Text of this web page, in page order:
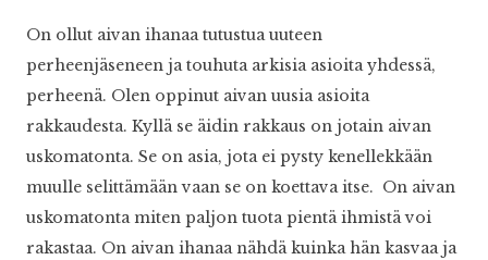
On ollut aivan ihanaa tutustua uuteen
perheenjäseneen ja touhuta arkisia asioita yhdessä,
perheenä. Olen oppinut aivan uusia asioita
rakkaudesta. Kyllä se äidin rakkaus on jotain aivan
uskomatonta. Se on asia, jota ei pysty kenellekkään
muulle selittämään vaan se on koettava itse. On aivan
uskomatonta miten paljon tuota pientä ihmistä voi
rakastaa. On aivan ihanaa nähdä kuinka hän kasvaa ja